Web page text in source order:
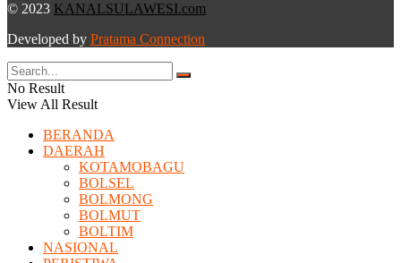
© 2023 KANALSULAWESI.com
Developed by Pratama Connection
No Result
View All Result
BERANDA
DAERAH
KOTAMOBAGU
BOLSEL
BOLMONG
BOLMUT
BOLTIM
NASIONAL